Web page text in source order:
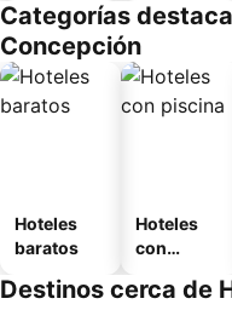
Categorías
Concepción
Hoteles
baratos
Hoteles
con
Destinos cerca de